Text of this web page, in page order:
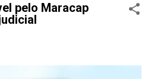
pelo Maracap